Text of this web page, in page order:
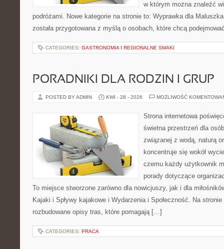
w którym można znaleźć
podróżami. Nowe kategorie na stronie to: Wyprawka dla
została przygotowana z myślą o osobach, które chcą
CATEGORIES: GASTRONOMIA I REGIONALNE SMAKI
PORADNIKI DLA RODZIN I GRUP
POSTED BY ADMIN KWI - 28 - 2026 MOŻLIWOŚĆ
Strona internetowa
świetna przestrzeń dla
związanej z wodą, naturą
koncentruje się wokół
czemu każdy użytkownik
porady dotyczące
To miejsce stworzone zarówno dla nowicjuszy, jak i dla
Kajaki i Spływy kajakowe i Wydarzenia i Społeczność. Na
rozbudowane opisy tras, które pomagają […]
CATEGORIES: PRACA